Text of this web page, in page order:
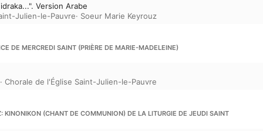
Version Arabe
Julien-le-Pauvre· Soeur Marie Keyrouz
DE MERCREDI SAINT (PRIÈRE DE MARIE-MADELEINE)
· Chorale de l'Église Saint-Julien-le-Pauvre
KINONIKON (CHANT DE COMMUNION) DE LA LITURGIE DE JEUDI SAINT